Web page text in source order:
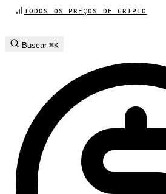
TODOS OS PREÇOS DE CRIPTO
Buscar ⌘K